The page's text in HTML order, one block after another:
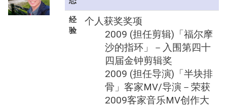
经
验
个人获奖奖项
2009 (担任剪辑)「福尔摩
沙的指环」－入围第四十
四届金钟剪辑奖
2009 (担任导演)「半块排
骨」客家MV/导演－荣获
2009客家音乐MV创作大